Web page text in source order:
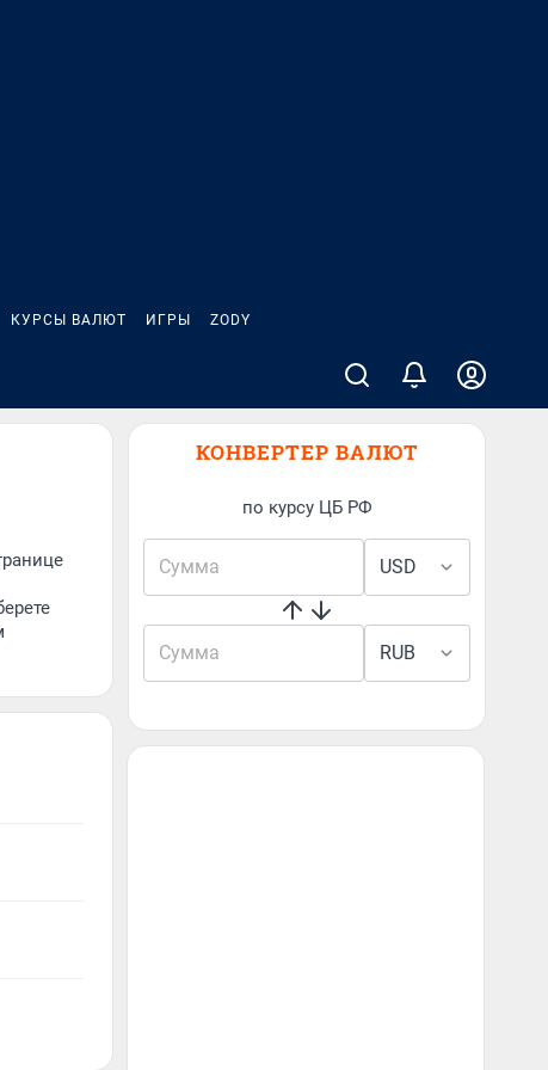
КУРСЫ ВАЛЮТ ИГРЫ ZODY
КОНВЕРТЕР ВАЛЮТ
по курсу ЦБ РФ
USD
RUB